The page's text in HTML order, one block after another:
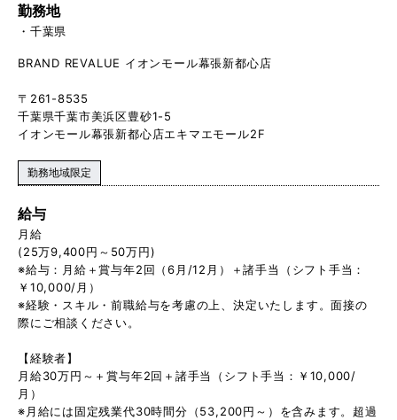
勤務地
千葉県
BRAND REVALUE イオンモール幕張新都心店
〒261-8535
千葉県千葉市美浜区豊砂1-5
イオンモール幕張新都心店エキマエモール2F
勤務地域限定
給与
月給
(25万9,400円～50万円)
※給与：月給＋賞与年2回（6月/12月）＋諸手当（シフト手当：
￥10,000/月）
※経験・スキル・前職給与を考慮の上、決定いたします。面接の
際にご相談ください。
【経験者】
月給30万円～＋賞与年2回＋諸手当（シフト手当：￥10,000/
月）
※月給には固定残業代30時間分（53,200円～）を含みます。超過